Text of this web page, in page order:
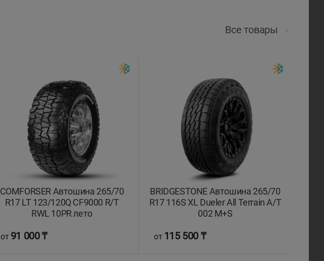
Все товары
COMFORSER Автошина 265/70
R17 LT 123/120Q CF9000 R/T
RWL 10PR лето
от 91 000 ₸
BRIDGESTONE Автошина 265/70
R17 116S XL Dueler All Terrain A/T
002 M+S
от 115 500 ₸